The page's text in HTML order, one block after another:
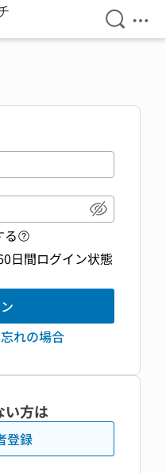
検索を
メ
パスワー
る ログイン機能 ヘルプペ
日間ログイン状態
れの場合
い方は
登録